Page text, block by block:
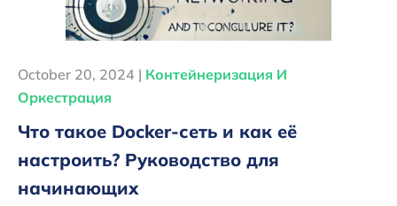
October 20, 2024 | Контейнеризация И
Оркестрация
Что такое Docker-сеть и как её
настроить? Руководство для
начинающих